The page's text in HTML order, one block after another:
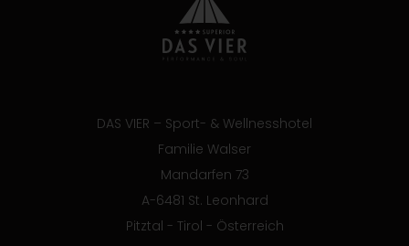
DAS VIER – Sport- & Wellnesshotel
Familie Walser
Mandarfen 73
A-6481 St. Leonhard
Pitztal - Tirol - Österreich